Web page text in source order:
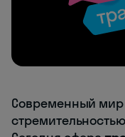
Современный мир